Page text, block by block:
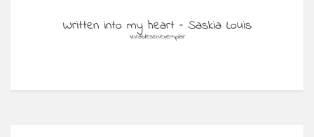
Written into my heart – Saskia Louis
Vorablesenexemplar